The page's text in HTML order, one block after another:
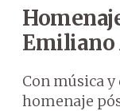
Emiliano
Con música
homenaje